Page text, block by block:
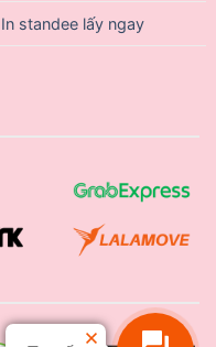
In standee lấy ngay